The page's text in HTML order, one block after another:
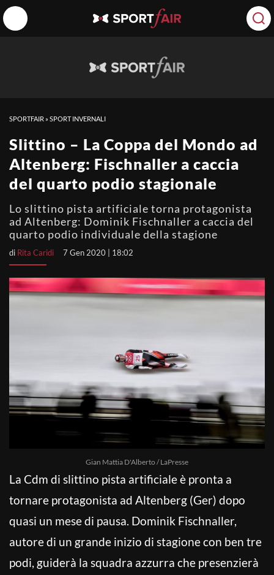
SPORTFAIR »SPORT INVERNALI
Slittino – La Coppa del Mondo ad
Altenberg: Fischnaller a caccia
del quarto podio stagionale
Lo slittino pista artificiale torna protagonista
ad Altenberg: Dominik Fischnaller a caccia del
quarto podio individuale della stagione
di Rita Caridi 7 Gen 2020 | 18:02
Gian Mattia D'Alberto / LaPresse
La Cdm di slittino pista artificiale è pronta a
tornare protagonista ad Altenberg (Ger) dopo
quasi un mese di pausa. Dominik Fischnaller,
autore di un grande inizio di stagione con ben tre
podi, guiderà la squadra azzurra che presenzierà